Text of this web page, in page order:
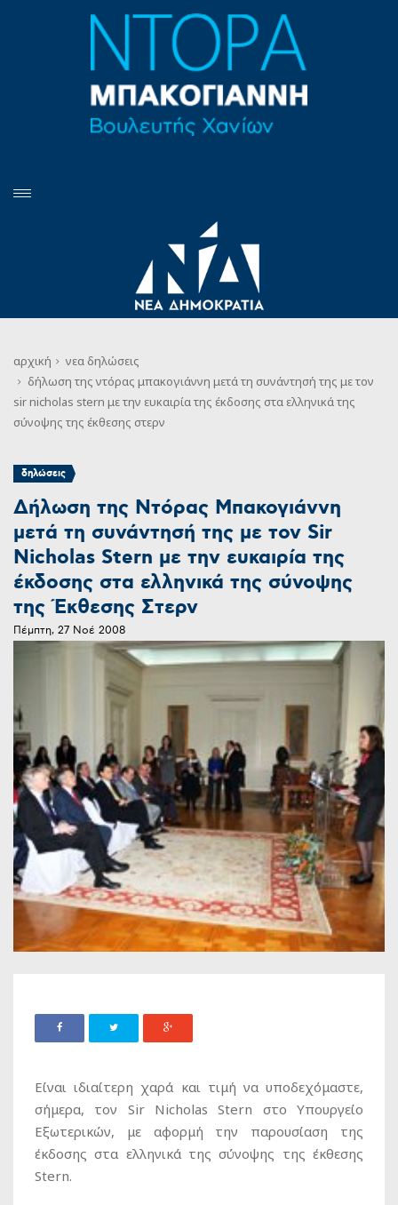
αρχική νεα δηλώσεις
δήλωση της ντόρας μπακογιάννη μετά τη συνάντησή της με τον
sir nicholas stern με την ευκαιρία της έκδοσης στα ελληνικά της
σύνοψης της έκθεσης στερν
δηλώσεις
Δήλωση της Ντόρας Μπακογιάννη
μετά τη συνάντησή της με τον Sir
Nicholas Stern με την ευκαιρία της
έκδοσης στα ελληνικά της σύνοψης
της Έκθεσης Στερν
Πέμπτη, 27 Νοέ 2008
Είναι ιδιαίτερη χαρά και τιμή να υποδεχόμαστε,
σήμερα, τον Sir Nicholas Stern στο Υπουργείο
Εξωτερικών, με αφορμή την παρουσίαση της
έκδοσης στα ελληνικά της σύνοψης της έκθεσης
Stern.